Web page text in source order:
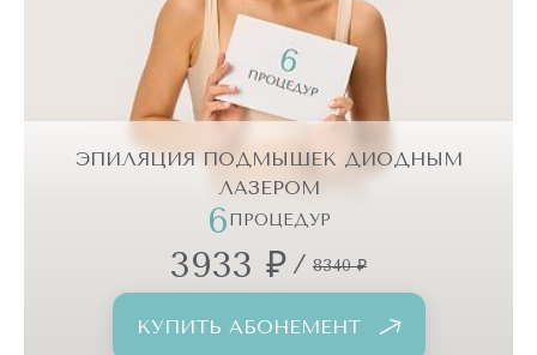
ЭПИЛЯЦИЯ ПОДМЫШЕК ДИОДНЫМ
ЛАЗЕРОМ
6ПРОЦЕДУР
3933 ₽ / 8340 ₽
КУПИТЬ АБОНЕМЕНТ